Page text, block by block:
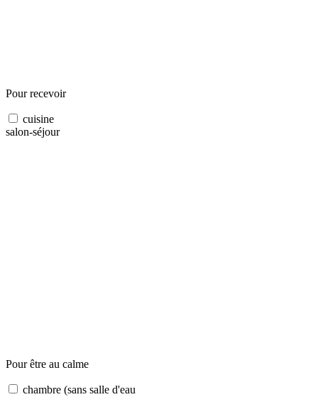
Pour recevoir
cuisine
salon-séjour
Pour être au calme
chambre (sans salle d'eau